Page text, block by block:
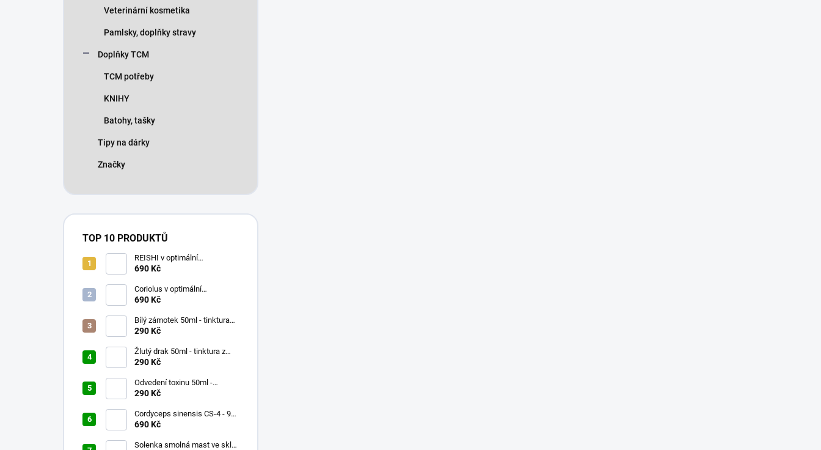
Veterinární kosmetika
Pamlsky, doplňky stravy
Doplňky TCM
TCM potřeby
KNIHY
Batohy, tašky
Tipy na dárky
Značky
TOP 10 PRODUKTŮ
REISHI v optimální
koncentraci 90 x 500mg
690 Kč
Coriolus v optimální
koncentraci 90 x 500mg
690 Kč
Bílý zámotek 50ml - tinktura
047 - Pu Ji Xiao Du Yin
290 Kč
Žlutý drak 50ml - tinktura z
čínských bylinek
290 Kč
Odvedení toxinu 50ml -
tinktura 017 - Lian Qiao San
290 Kč
Cordyceps sinensis CS-4 - 90x
500mg
690 Kč
Solenka smolná mast ve skle